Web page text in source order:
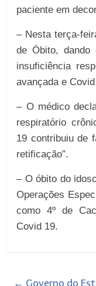
paciente em
– Nesta terça-
de Óbito, dando
insuficiência
avançada e
– O médico
respiratório
19 contribuiu de
retificação”.
– O óbito do
Operações
como 4º de
Covid 19.
← Governo do